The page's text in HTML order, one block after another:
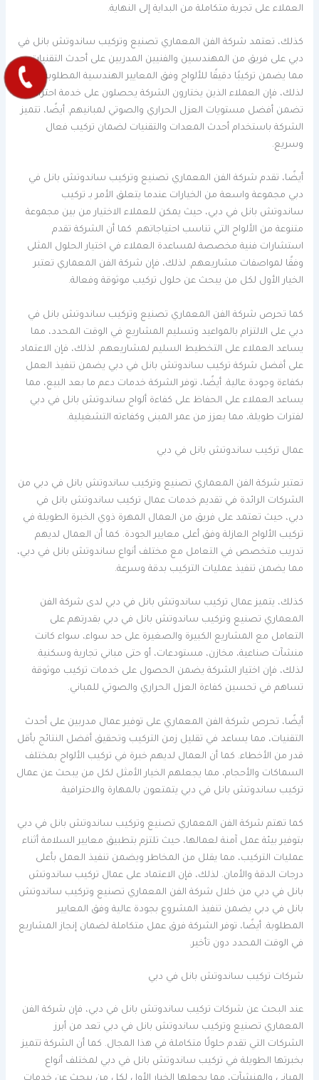
العملاء على تجربة متكاملة من البداية إلى النهاية.
كذلك، تعتمد شركة الفن المعماري تصنيع وتركيب ساندوتش بانل في
دبي على فريق من المهندسين والفنيين المدربين على أحدث التقنيات،
مما يضمن تركيبًا دقيقًا للألواح وفق المعايير الهندسية المطلوبة.
لذلك، فإن العملاء الذين يختارون الشركة يحصلون على خدمة احترافية
تضمن أفضل مستويات العزل الحراري والصوتي لمبانيهم. أيضًا، تتميز
الشركة باستخدام أحدث المعدات والتقنيات لضمان تركيب فعال
وسريع.
أيضًا، تقدم شركة الفن المعماري تصنيع وتركيب ساندوتش بانل في
دبي مجموعة واسعة من الخيارات عندما يتعلق الأمر بـ تركيب
ساندوتش بانل في دبي، حيث يمكن للعملاء الاختيار من بين مجموعة
متنوعة من الألواح التي تناسب احتياجاتهم. كما أن الشركة تقدم
استشارات فنية مخصصة لمساعدة العملاء في اختيار الحلول المثلى
وفقًا لمواصفات مشاريعهم. لذلك، فإن شركة الفن المعماري تعتبر
الخيار الأول لكل من يبحث عن حلول تركيب موثوقة وفعالة.
كما تحرص شركة الفن المعماري تصنيع وتركيب ساندوتش بانل في
دبي على الالتزام بالمواعيد وتسليم المشاريع في الوقت المحدد، مما
يساعد العملاء على التخطيط السليم لمشاريعهم. لذلك، فإن الاعتماد
على أفضل شركة تركيب ساندوتش بانل في دبي يضمن تنفيذ العمل
بكفاءة وجودة عالية. أيضًا، توفر الشركة خدمات دعم ما بعد البيع، مما
يساعد العملاء على الحفاظ على كفاءة ألواح ساندوتش بانل في دبي
لفترات طويلة، مما يعزز من عمر المبنى وكفاءته التشغيلية.
عمال تركيب ساندوتش بانل في دبي
تعتبر شركة الفن المعماري تصنيع وتركيب ساندوتش بانل في دبي من
الشركات الرائدة في تقديم خدمات عمال تركيب ساندوتش بانل في
دبي، حيث تعتمد على فريق من العمال المهرة ذوي الخبرة الطويلة في
تركيب الألواح العازلة وفق أعلى معايير الجودة. كما أن العمال لديهم
تدريب متخصص في التعامل مع مختلف أنواع ساندوتش بانل في دبي،
مما يضمن تنفيذ عمليات التركيب بدقة وسرعة.
كذلك، يتميز عمال تركيب ساندوتش بانل في دبي لدى شركة الفن
المعماري تصنيع وتركيب ساندوتش بانل في دبي بقدرتهم على
التعامل مع المشاريع الكبيرة والصغيرة على حد سواء، سواء كانت
منشآت صناعية، مخازن، مستودعات، أو حتى مباني تجارية وسكنية.
لذلك، فإن اختيار الشركة يضمن الحصول على خدمات تركيب موثوقة
تساهم في تحسين كفاءة العزل الحراري والصوتي للمباني.
أيضًا، تحرص شركة الفن المعماري على توفير عمال مدربين على أحدث
التقنيات، مما يساعد في تقليل زمن التركيب وتحقيق أفضل النتائج بأقل
قدر من الأخطاء. كما أن العمال لديهم خبرة في تركيب الألواح بمختلف
السماكات والأحجام، مما يجعلهم الخيار الأمثل لكل من يبحث عن عمال
تركيب ساندوتش بانل في دبي يتمتعون بالمهارة والاحترافية.
كما تهتم شركة الفن المعماري تصنيع وتركيب ساندوتش بانل في دبي
بتوفير بيئة عمل آمنة لعمالها، حيث تلتزم بتطبيق معايير السلامة أثناء
عمليات التركيب، مما يقلل من المخاطر ويضمن تنفيذ العمل بأعلى
درجات الدقة والأمان. لذلك، فإن الاعتماد على عمال تركيب ساندوتش
بانل في دبي من خلال شركة الفن المعماري تصنيع وتركيب ساندوتش
بانل في دبي يضمن تنفيذ المشروع بجودة عالية وفق المعايير
المطلوبة. أيضًا، توفر الشركة فرق عمل متكاملة لضمان إنجاز المشاريع
في الوقت المحدد دون تأخير.
شركات تركيب ساندوتش بانل في دبي
عند البحث عن شركات تركيب ساندوتش بانل في دبي، فإن شركة الفن
المعماري تصنيع وتركيب ساندوتش بانل في دبي تعد من أبرز
الشركات التي تقدم حلولًا متكاملة في هذا المجال. كما أن الشركة تتميز
بخبرتها الطويلة في تركيب ساندوتش بانل في دبي لمختلف أنواع